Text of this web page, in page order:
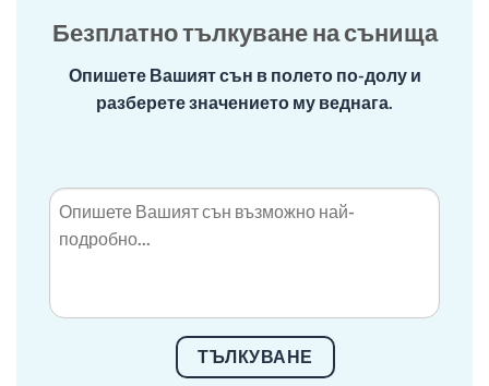
Безплатно тълкуване на сънища
Опишете Вашият сън в полето по-долу и
разберете значението му веднага.
ТЪЛКУВАНЕ